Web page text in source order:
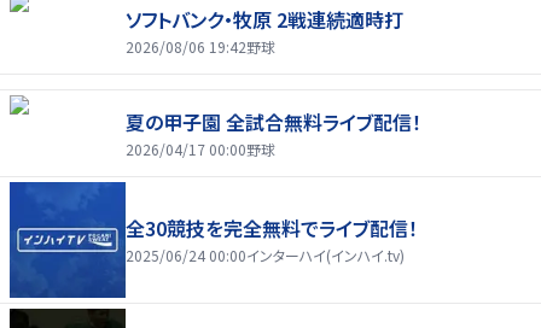
ソフトバンク・牧原 2戦連続適時打
2026/08/06 19:42野球
夏の甲子園 全試合無料ライブ配信！
2026/04/17 00:00野球
全30競技を完全無料でライブ配信！
2025/06/24 00:00インターハイ(インハイ.tv)